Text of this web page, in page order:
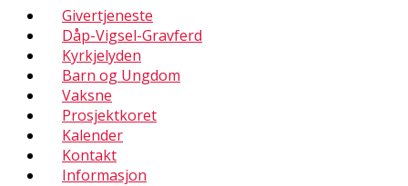
Givertjeneste
Dåp-Vigsel-Gravferd
Kyrkjelyden
Barn og Ungdom
Vaksne
Prosjektkoret
Kalender
Kontakt
Informasjon